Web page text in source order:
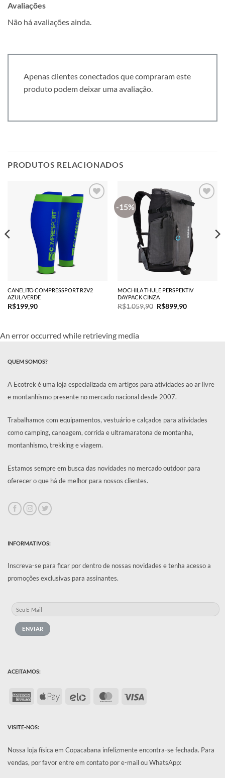
Avaliações
Não há avaliações ainda.
Apenas clientes conectados que compraram este
produto podem deixar uma avaliação.
PRODUTOS RELACIONADOS
CANELITO COMPRESSPORT R2V2
AZUL/VERDE
R$199,90
-15%
MOCHILA THULE PERSPEKTIV
DAYPACK CINZA
R$1.059,90 O
R$899,90O
An error occurred while retrieving media
QUEM SOMOS?
A Ecotrek é uma loja especializada em artigos para atividades ao ar livre
e montanhismo presente no mercado nacional desde 2007.
Trabalhamos com equipamentos, vestuário e calçados para atividades
como camping, canoagem, corrida e ultramaratona de montanha,
montanhismo, trekking e viagem.
Estamos sempre em busca das novidades no mercado outdoor para
oferecer o que há de melhor para nossos clientes.
VISITE-NOS:
Nossa loja física em Copacabana infelizmente encontra-se fechada. Para
vendas, por favor entre em contato por e-mail ou WhatsApp:
INFORMATIVOS:
Inscreva-se para ficar por dentro de nossas novidades e tenha acesso a
promoções exclusivas para assinantes.
ACEITAMOS:
AmericanApple
MasterCard